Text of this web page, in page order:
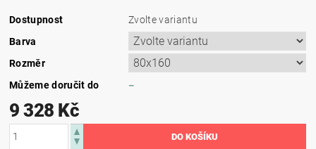
Dostupnost
Zvolte variantu
Barva
Rozměr
Můžeme doručit do
–
9 328 Kč